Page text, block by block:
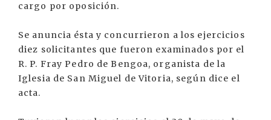
cargo por oposición.
Se anuncia ésta y concurrieron a los ejercicios
diez solicitantes que fueron examinados por el
R. P. Fray Pedro de Bengoa, organista de la
Iglesia de San Miguel de Vitoria, según dice el
acta.